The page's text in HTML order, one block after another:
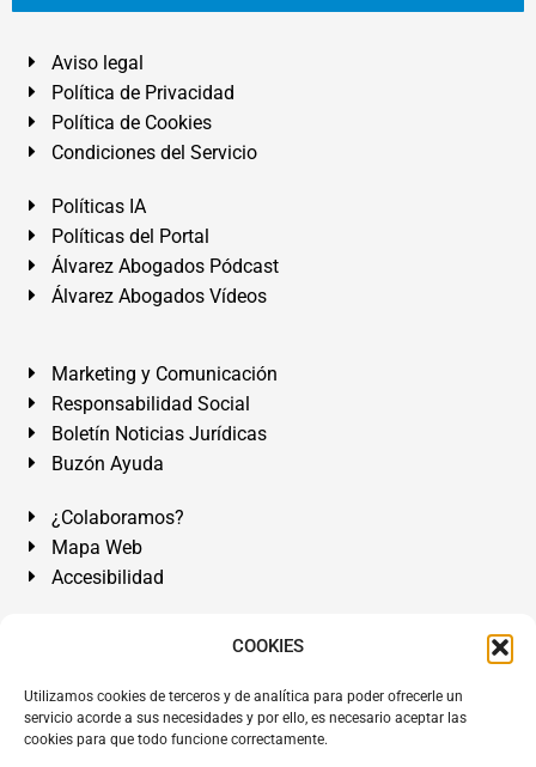
COOKIES
Utilizamos cookies de terceros y de analítica para poder ofrecerle un
servicio acorde a sus necesidades y por ello, es necesario aceptar las
cookies para que todo funcione correctamente.
Aviso legal
Política de Privacidad
Política de Cookies
Condiciones del Servicio
Políticas IA
Políticas del Portal
Álvarez Abogados Pódcast
Álvarez Abogados Vídeos
Marketing y Comunicación
Responsabilidad Social
Boletín Noticias Jurídicas
Buzón Ayuda
¿Colaboramos?
Mapa Web
Accesibilidad
Álvarez Abogados Tenerife:Calle Teobaldo Power Nº 7,
de Tenerife. Islas Canarias.
Somos Abogados especialistas del Derecho desde 1954.